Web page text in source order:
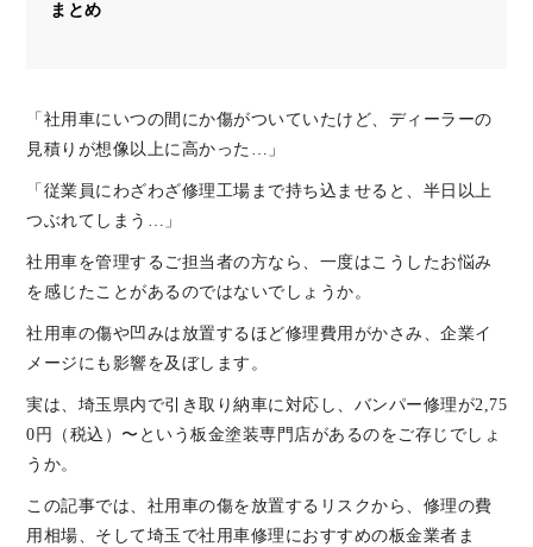
まとめ
「社用車にいつの間にか傷がついていたけど、ディーラーの
見積りが想像以上に高かった…」
「従業員にわざわざ修理工場まで持ち込ませると、半日以上
つぶれてしまう…」
社用車を管理するご担当者の方なら、一度はこうしたお悩み
を感じたことがあるのではないでしょうか。
社用車の傷や凹みは放置するほど修理費用がかさみ、企業イ
メージにも影響を及ぼします。
実は、埼玉県内で引き取り納車に対応し、バンパー修理が2,75
0円（税込）〜という板金塗装専門店があるのをご存じでしょ
うか。
この記事では、社用車の傷を放置するリスクから、修理の費
用相場、そして埼玉で社用車修理におすすめの板金業者ま